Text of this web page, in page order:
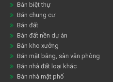
Bán biệt thự
Bán chung cư
Bán đất
Bán đất nền dự án
Bán kho xưởng
Bán mặt bằng, sàn văn phòng
Bán nhà đất loại khác
Bán nhà mặt phố